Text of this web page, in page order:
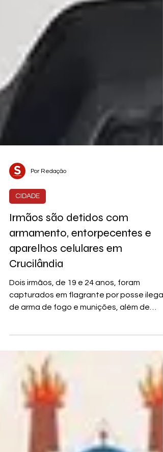
CIDADE
armamento, entorpecentes e
aparelhos celulares em
Dois irmãos, de 19 e 24 anos, foram
capturados em flagrante por posse ilegal
de arma de fogo e munições, além de
envolvimento com o...